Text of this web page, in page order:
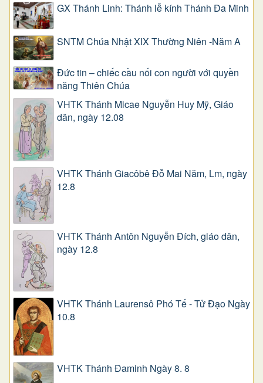
GX Thánh Linh: Thánh lễ kính Thánh Đa Minh
SNTM Chúa Nhật XIX Thường Niên -Năm A
Đức tin – chiếc cầu nối con người với quyền
năng Thiên Chúa
VHTK Thánh Micae Nguyễn Huy Mỹ, Giáo
dân, ngày 12.08
VHTK Thánh Giacôbê Ðỗ Mai Năm, Lm, ngày
12.8
VHTK Thánh Antôn Nguyễn Ðích, giáo dân,
ngày 12.8
VHTK Thánh Laurensô Phó Tế - Tử Đạo Ngày
10.8
VHTK Thánh Đaminh Ngày 8. 8